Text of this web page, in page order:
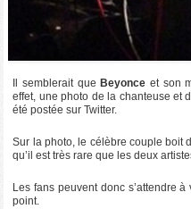
Il semblerait que Beyonce et son
effet, une photo de la chanteuse et
été postée sur Twitter.
Sur la photo, le célèbre couple boit
qu’il est très rare que les deux
Les fans peuvent donc s’attendre
point.